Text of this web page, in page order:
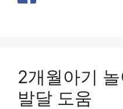
2개월아기
발달 도움